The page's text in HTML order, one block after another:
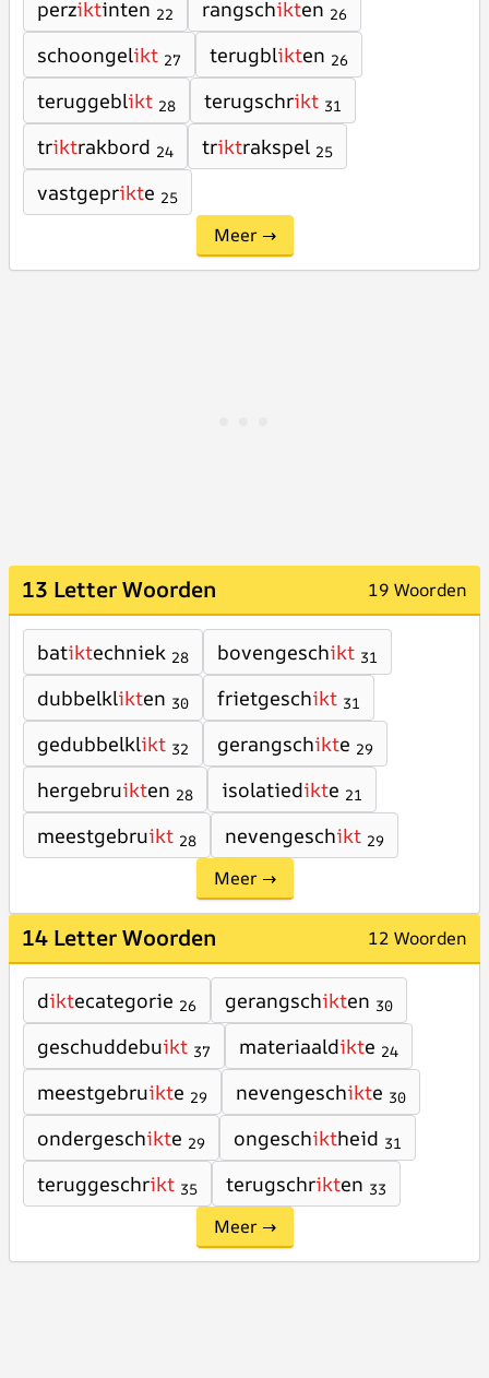
perziktinten 22 rangschikten 26
schoongelikt 27 terugblikten 26
teruggeblikt 28 terugschrikt 31
triktrakbord 24 triktrakspel 25
vastgeprikte 25
Meer →
13 Letter Woorden 19 Woorden
batiktechniek 28 bovengeschikt 31
dubbelklikten 30 frietgeschikt 31
gedubbelklikt 32 gerangschikte 29
hergebruikten 28 isolatiedikte 21
meestgebruikt 28 nevengeschikt 29
Meer →
14 Letter Woorden 12 Woorden
diktecategorie 26 gerangschikten 30
geschuddebuikt 37 materiaaldikte 24
meestgebruikte 29 nevengeschikte 30
ondergeschikte 29 ongeschiktheid 31
teruggeschrikt 35 terugschrikten 33
Meer →